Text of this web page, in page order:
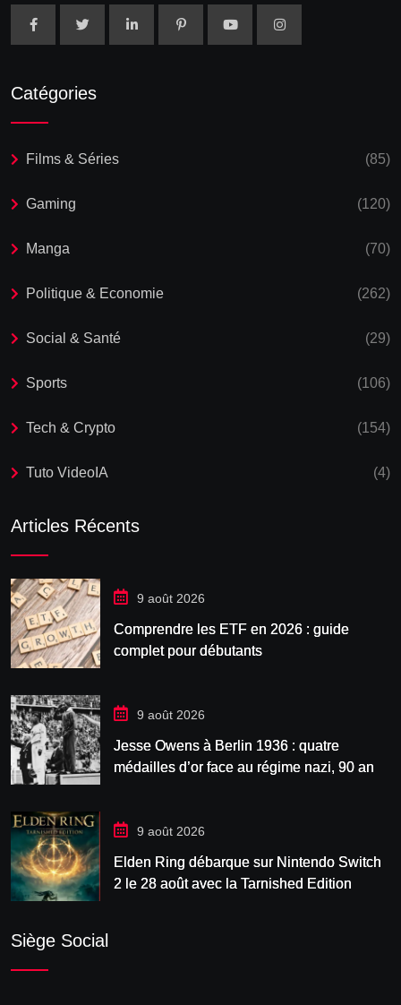
Catégories
Films & Séries (85)
Gaming (120)
Manga (70)
Politique & Economie (262)
Social & Santé (29)
Sports (106)
Tech & Crypto (154)
Tuto VideoIA (4)
Articles Récents
9 août 2026
Comprendre les ETF en 2026 : guide
complet pour débutants
9 août 2026
Jesse Owens à Berlin 1936 : quatre
médailles d’or face au régime nazi, 90 ans
9 août 2026
Elden Ring débarque sur Nintendo Switch
2 le 28 août avec la Tarnished Edition
Siège Social